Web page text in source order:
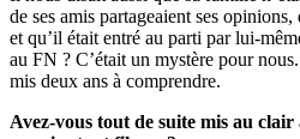
de ses amis partageaient ses
et qu’il était entré au parti par lui-
au FN ? C’était un mystère pour
mis deux ans à comprendre.
Avez-vous tout de suite mis au clair